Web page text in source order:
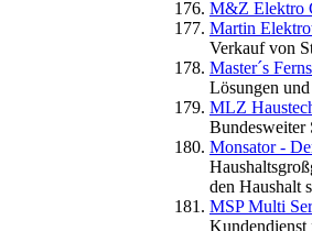
M&Z Elektro
Martin
Verkauf von
Master´s
Lösungen
MLZ
Bundesweiter
Monsator -
den Haushalt
MSP Multi
Kundendienst